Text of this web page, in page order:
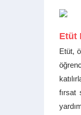
Etüt
Etüt,
fırsat